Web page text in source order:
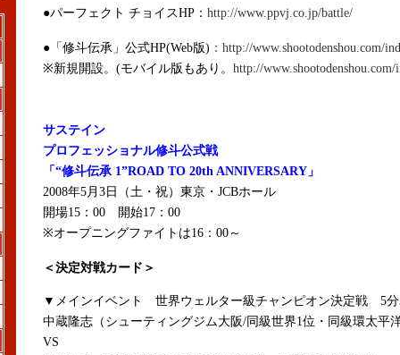
●パーフェクト チョイスHP： http://www.ppvj.co.jp/battle/
●「修斗伝承」公式HP(Web版) ： http://www.shootodenshou.com/
※新規開設。(モバイル版もあり。 http://
サステイン
プロフェッショナル修斗公式戦
「“修斗伝承 1”ROAD TO 20th ANNIVERSARY」
2008年5月3日（土・祝）東京・JCBホール
開場15：00 開始17：00
※オープニングファイトは16：00～
＜決定対戦カード＞
▼メインイベント 世界ウェルター級チャンピオン決定戦 5分
中蔵隆志（シューティングジム大阪/同級世界1位・同級環太平
VS